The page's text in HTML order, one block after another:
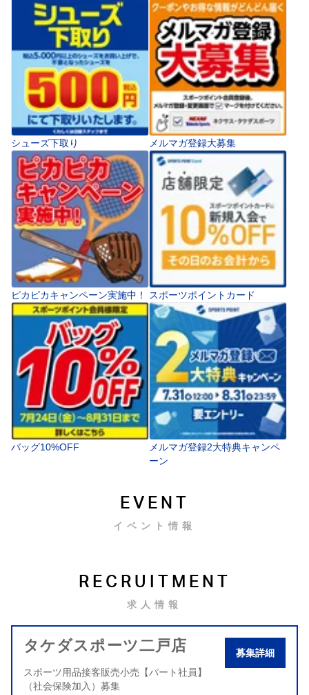
シューズ下取り メルマガ登録大募集
ピカピカキャンペーン実施中！ スポーツポイントカード
バッグ10%OFF
メルマガ登録2大特典キャンペ
ーン
EVENT
イベント情報
RECRUITMENT
求人情報
タケダスポーツ二戸店
スポーツ用品接客販売小売【パート社員】
（社会保険加入）募集
募集詳細